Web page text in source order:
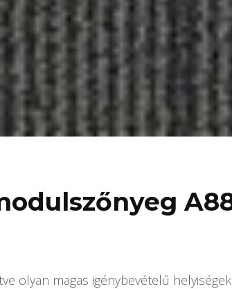
olyan magas igénybevételű